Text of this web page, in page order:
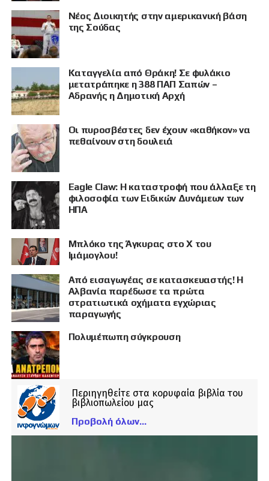
Νέος Διοικητής στην αμερικανική βάση
της Σούδας
Καταγγελία από Θράκη! Σε φυλάκιο
μετατράπηκε η 388 ΠΑΠ Σαπών –
Αδρανής η Δημοτική Αρχή
Οι πυροσβέστες δεν έχουν «καθήκον» να
πεθαίνουν στη δουλειά
Eagle Claw: Η καταστροφή που άλλαξε τη
φιλοσοφία των Ειδικών Δυνάμεων των
ΗΠΑ
Μπλόκο της Άγκυρας στο X του
Ιμάμογλου!
Από εισαγωγέας σε κατασκευαστής! Η
Αλβανία παρέδωσε τα πρώτα
στρατιωτικά οχήματα εγχώριας
παραγωγής
Πολυμέπωπη σύγκρουση
Περιηγηθείτε στα κορυφαία βιβλία του
βιβλιοπωλείου μας
Προβολή όλων